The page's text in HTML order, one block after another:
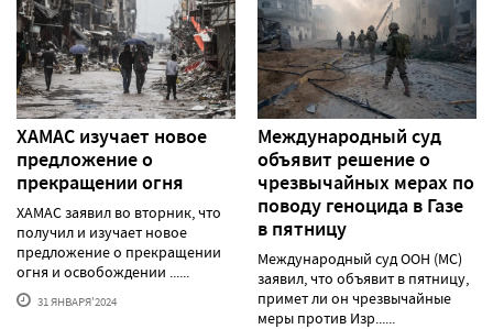
ХАМАС изучает новое
предложение о
прекращении огня
ХАМАС заявил во вторник, что
получил и изучает новое
предложение о прекращении
огня и освобождении ......
31 ЯНВАРЯ'2024
Международный суд
объявит решение о
чрезвычайных мерах по
поводу геноцида в Газе
в пятницу
Международный суд ООН (МС)
заявил, что объявит в пятницу,
примет ли он чрезвычайные
меры против Изр......